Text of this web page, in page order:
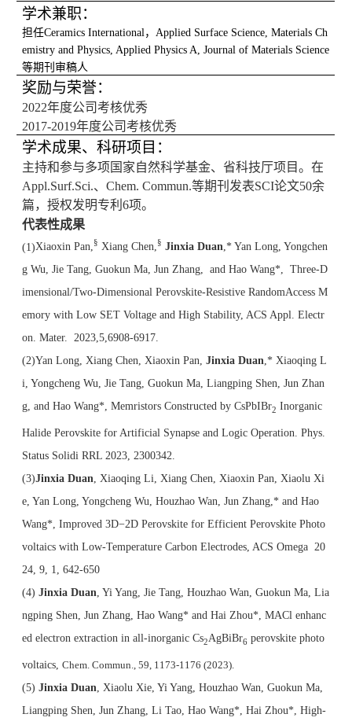
学术兼职：
担任Ceramics International ， Applied Surface Science, Materials Ch
emistry and Physics, Applied Physics A, Journal of Materials Science
等期刊审稿人
奖励与荣誉：
2022年度公司考核优秀
2017-2019年度公司考核优秀
学术成果、科研项目：
主持和参与多项国家自然科学基金、省科技厅项目。在
Appl.Surf.Sci.、Chem. Commun.等期刊发表SCI论文50余
篇，授权发明专利6项。
代表性成果
(1)Xiaoxin Pan,§ Xiang Chen,§ Jinxia Duan,* Yan Long, Yongchen
g Wu, Jie Tang, Guokun Ma, Jun Zhang, and Hao Wang*, Three-D
imensional/Two-Dimensional Perovskite-Resistive RandomAccess M
emory with Low SET Voltage and High Stability, ACS Appl. Electr
on. Mater. 2023,5,6908-6917.
(2)Yan Long, Xiang Chen, Xiaoxin Pan,Jinxia Duan,* Xiaoqing L
i, Yongcheng Wu, Jie Tang, Guokun Ma, Liangping Shen, Jun Zhan
g, and Hao Wang*, Memristors Constructed by CsPbIBr2 Inorganic
Halide Perovskite for Artificial Synapse and Logic Operation. Phys.
Status Solidi RRL 2023, 2300342.
(3)Jinxia Duan, Xiaoqing Li, Xiang Chen, Xiaoxin Pan, Xiaolu Xi
e, Yan Long, Yongcheng Wu, Houzhao Wan, Jun Zhang,* and Hao
Wang*, Improved 3D−2D Perovskite for Efficient Perovskite Photo
voltaics with Low-Temperature Carbon Electrodes, ACS Omega 20
24, 9, 1, 642-650
(4) Jinxia Duan, Yi Yang, Jie Tang, Houzhao Wan, Guokun Ma, Lia
ngping Shen, Jun Zhang, Hao Wang* and Hai Zhou*, MACl enhanc
ed electron extraction in all-inorganic Cs2AgBiBr6 perovskite photo
voltaics,Chem. Commun., 59, 1173-1176 (2023).
(5) Jinxia Duan , Xiaolu Xie, Yi Yang, Houzhao Wan, Guokun Ma,
Liangping Shen, Jun Zhang, Li Tao, Hao Wang*, Hai Zhou*, High-